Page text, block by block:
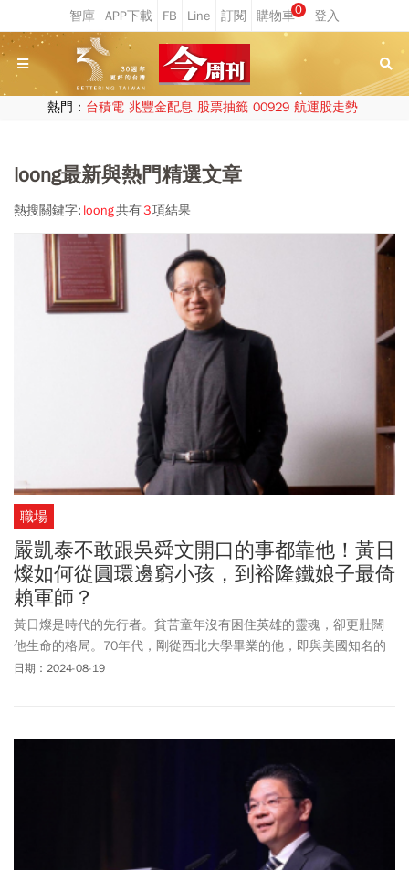
0
熱門： 台積電 兆豐金配息 股票抽籤 00929 航運股走勢
loong最新與熱門精選文章
熱搜關鍵字: loong共有3項結果
職場
嚴凱泰不敢跟吳舜文開口的事都靠他！黃日
燦如何從圓環邊窮小孩，到裕隆鐵娘子最倚
賴軍師？
黃日燦是時代的先行者。貧苦童年沒有困住英雄的靈魂，卻更壯闊
他生命的格局。70年代，剛從西北大學畢業的他，即與美國知名的
法律專家孔傑榮，共同參與了中國法律從無到有制定的過程，為中
項專長的他，再度攀向人生另一座山峰，返台成立眾達台北，一邊
將美國的併購經驗帶回台灣，一邊做為各大企業的策略軍師，給予
商業建言，不僅連續多年被選為世界傑出律師，更獲得併購大師的
美譽。一路攀峰登頂的他，始終沒忘記少年之志，在他征戰數十
載、人生最通透的67歲，號召了眾多企業家成立了「台灣產業創生
日期：2024-08-19